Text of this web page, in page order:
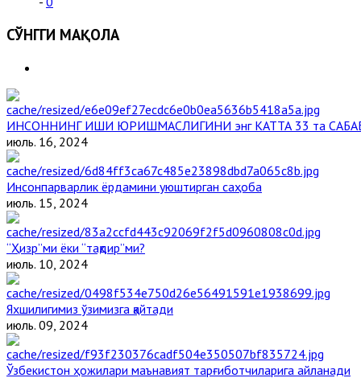
СЎНГГИ МАҚОЛА
ИНСОННИНГ ИШИ ЮРИШМАСЛИГИНИ энг КАТТА 33 та
июль. 16, 2024
Инсонпарварлик ёрдамини уюштирган саҳоба
июль. 15, 2024
“Ҳизр”ми ёки “тақдир”ми?
июль. 10, 2024
Яхшилигимиз ўзимизга қайтади
июль. 09, 2024
Ўзбекистон ҳожилари маънавият тарғиботчиларига айланади